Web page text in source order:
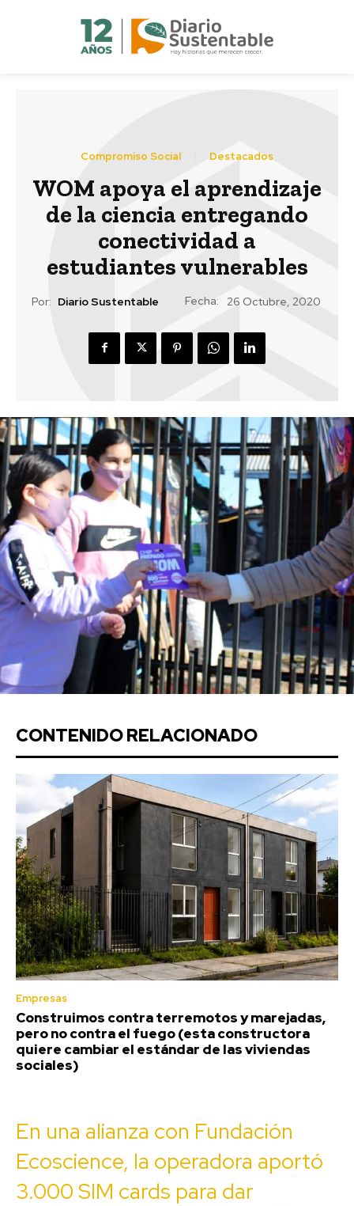
Compromiso Social Destacados
WOM apoya el aprendizaje
de la ciencia entregando
conectividad a
estudiantes vulnerables
Por: Diario Sustentable Fecha: 26 Octubre, 2020
CONTENIDO RELACIONADO
Empresas
Construimos contra terremotos y marejadas,
pero no contra el fuego (esta constructora
quiere cambiar el estándar de las viviendas
sociales)
En una alianza con Fundación
Ecoscience, la operadora aportó
3.000 SIM cards para dar